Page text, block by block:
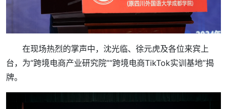
在现场热烈的掌声中，沈光临、徐元虎及各位来宾上
台，为“跨境电商产业研究院”“跨境电商TikTok实训基地”揭
牌。